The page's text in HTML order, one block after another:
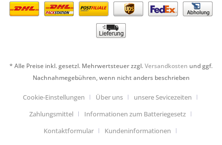
* Alle Preise inkl. gesetzl. Mehrwertsteuer zzgl.Versandkosten und ggf.
Nachnahmegebühren, wenn nicht anders beschrieben
Cookie-Einstellungen Über uns
unsere Sevicezeiten
Zahlungsmittel
Informationen zum Batteriegesetz
Kontaktformular
Kundeninformationen